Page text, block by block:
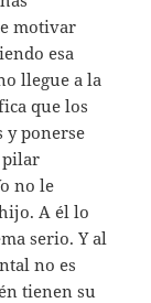
motivar
esa
llegue a la
que los
y ponerse
pilar
no le
A él lo
serio. Y al
no es
tienen su